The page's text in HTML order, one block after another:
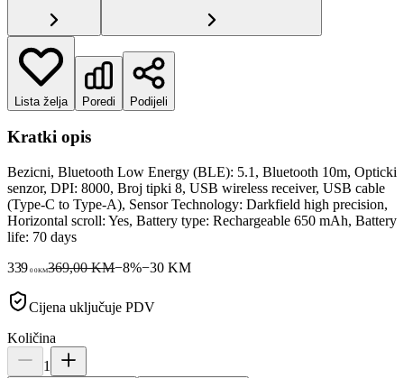
Lista želja Poredi Podijeli
Kratki opis
Bezicni, Bluetooth Low Energy (BLE): 5.1, Bluetooth 10m, Opticki
senzor, DPI: 8000, Broj tipki 8, USB wireless receiver, USB cable
(Type-C to Type-A), Sensor Technology: Darkfield high precision,
Horizontal scroll: Yes, Battery type: Rechargeable 650 mAh, Battery
life: 70 days
339 00KM369,00 KM−8%−30 KM
Cijena uključuje PDV
Količina
1